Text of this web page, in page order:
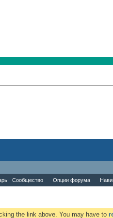
Сообщество Опции форума
the link above. You may have to